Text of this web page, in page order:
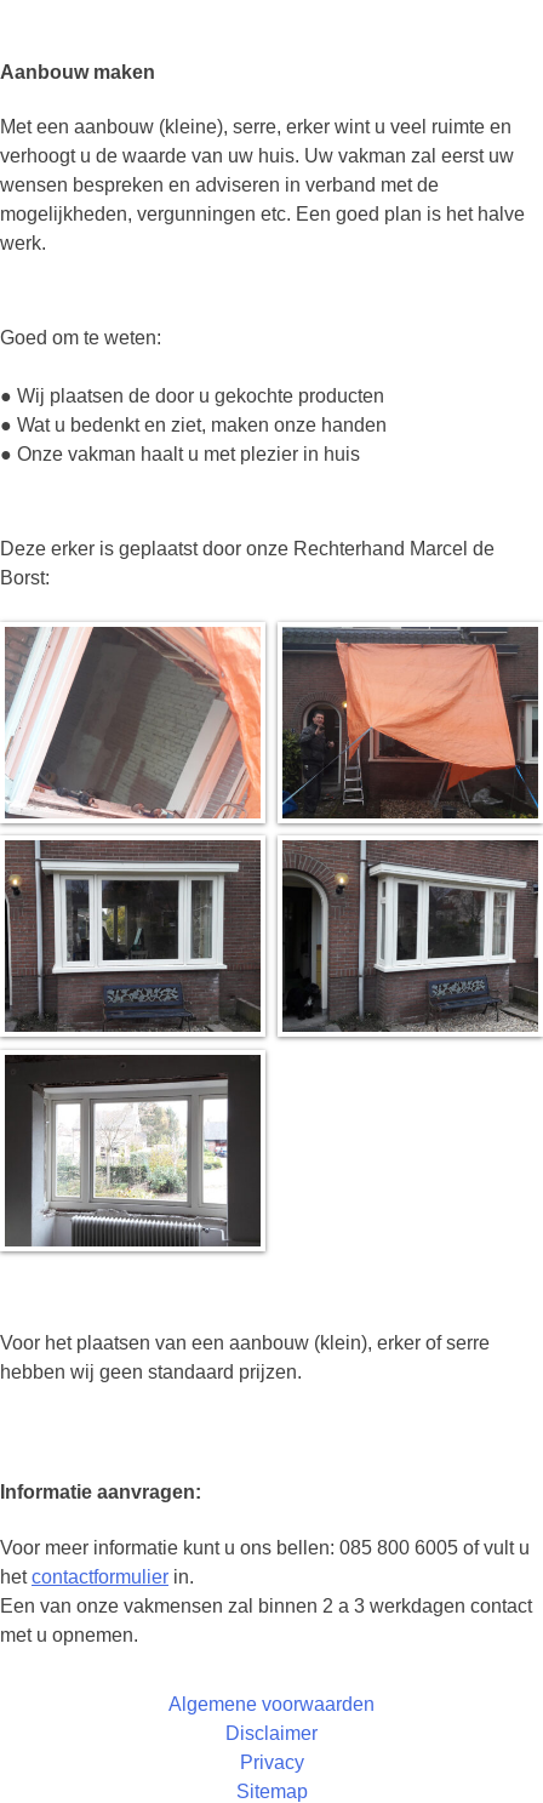
Aanbouw maken
Met een aanbouw (kleine), serre, erker wint u veel ruimte en
verhoogt u de waarde van uw huis. Uw vakman zal eerst uw
wensen bespreken en adviseren in verband met de
mogelijkheden, vergunningen etc. Een goed plan is het halve
werk.
Goed om te weten:
● Wij plaatsen de door u gekochte producten
● Wat u bedenkt en ziet, maken onze handen
● Onze vakman haalt u met plezier in huis
Deze erker is geplaatst door onze Rechterhand Marcel de
Borst:
Voor het plaatsen van een aanbouw (klein), erker of serre
hebben wij geen standaard prijzen.
Informatie aanvragen:
Voor meer informatie kunt u ons bellen: 085 800 6005 of vult u
hetcontactformulier in.
Een van onze vakmensen zal binnen 2 a 3 werkdagen contact
met u opnemen.
Algemene voorwaarden
Disclaimer
Privacy
Sitemap